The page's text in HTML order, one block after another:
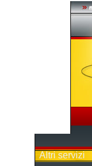
Altri servizi